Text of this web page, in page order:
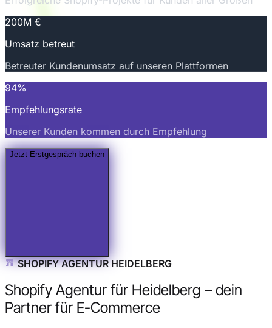
200M €
Umsatz betreut
Betreuter Kundenumsatz auf unseren Plattformen
94%
Empfehlungsrate
Unserer Kunden kommen durch Empfehlung
Jetzt Erstgespräch buchen
SHOPIFY AGENTUR HEIDELBERG
Shopify Agentur für Heidelberg – dein
Partner für E-Commerce